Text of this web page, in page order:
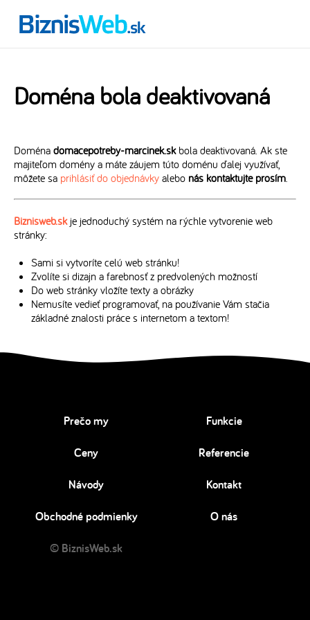
Doména bola deaktivovaná
Doména domacepotreby-marcinek.skbola deaktivovaná. Ak ste
majiteľom domény a máte záujem túto doménu ďalej využívať,
môžete sa prihlásiť do objednávky alebo nás kontaktujte prosím.
Biznisweb.skje jednoduchý systém na rýchle vytvorenie web
stránky:
Sami si vytvoríte celú web stránku!
Zvolíte si dizajn a farebnosť z predvolených možností
Do web stránky vložíte texty a obrázky
Nemusíte vedieť programovať, na používanie Vám stačia
základné znalosti práce s internetom a textom!
Prečo my Funkcie
Ceny Referencie
Návody Kontakt
Obchodné podmienky O nás
© BiznisWeb.sk